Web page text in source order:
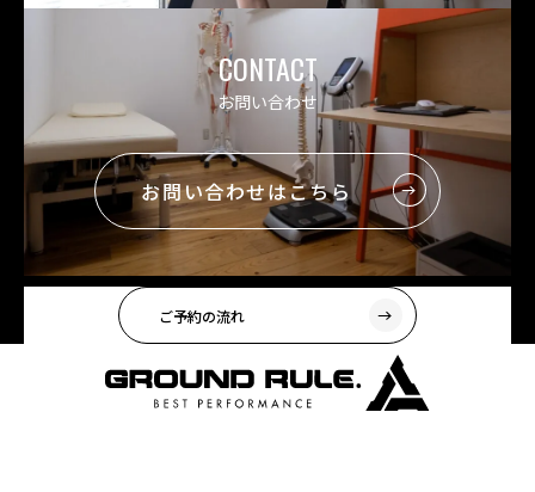
CONTACT
お問い合わせ
お問い合わせはこちら
ご予約の流れ